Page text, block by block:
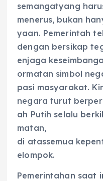
semangatyang
menerus, bukan
yaan. Pemerintah
dengan bersikap
enjaga
ormatan simbol
pasi masyarakat.
negara turut
ah Putih selalu
matan,
di atassemua
elompok.
Pemerintahan saat